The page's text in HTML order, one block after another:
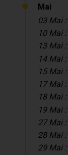
Mai
03 Mai :
10 Mai :
13 Mai :
14 Mai :
15 Mai :
17 Mai :
18 Mai :
19 Mai :
27 Mai :
28 Mai :
29 Mai :